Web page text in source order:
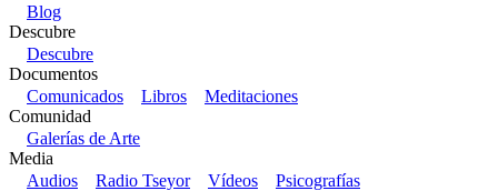
Blog
Descubre
Descubre
Documentos
Comunicados
Libros
Meditaciones
Comunidad
Galerías de Arte
Media
Audios
Radio Tseyor Vídeos Psicografías